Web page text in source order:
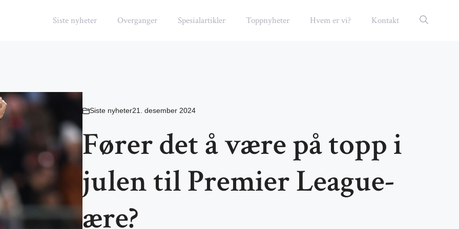
Siste nyheter Overganger Spesialartikler Toppnyheter Hvem er vi? Kontakt
Siste nyheter21. desember 2024
Fører det å være på topp i
julen til Premier League-
ære?